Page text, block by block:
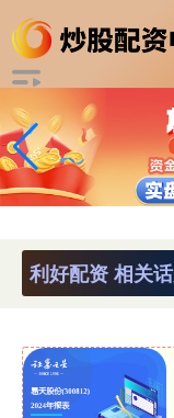
利好配资 相关